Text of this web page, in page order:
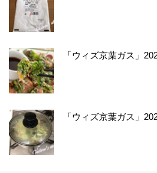
「ウィズ京葉ガス」
「ウィズ京葉ガス」